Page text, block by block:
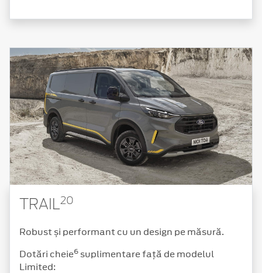
TRAIL20
Robust și performant cu un design pe măsură.
Dotări cheie6 suplimentare față de modelul
Limited: